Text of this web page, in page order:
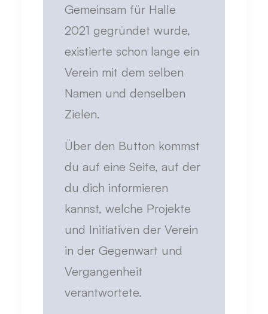
Gemeinsam für Halle
2021 gegründet wurde,
existierte schon lange ein
Verein mit dem selben
Namen und denselben
Zielen.
Über den Button kommst
du auf eine Seite, auf der
du dich informieren
kannst, welche Projekte
und Initiativen der Verein
in der Gegenwart und
Vergangenheit
verantwortete.